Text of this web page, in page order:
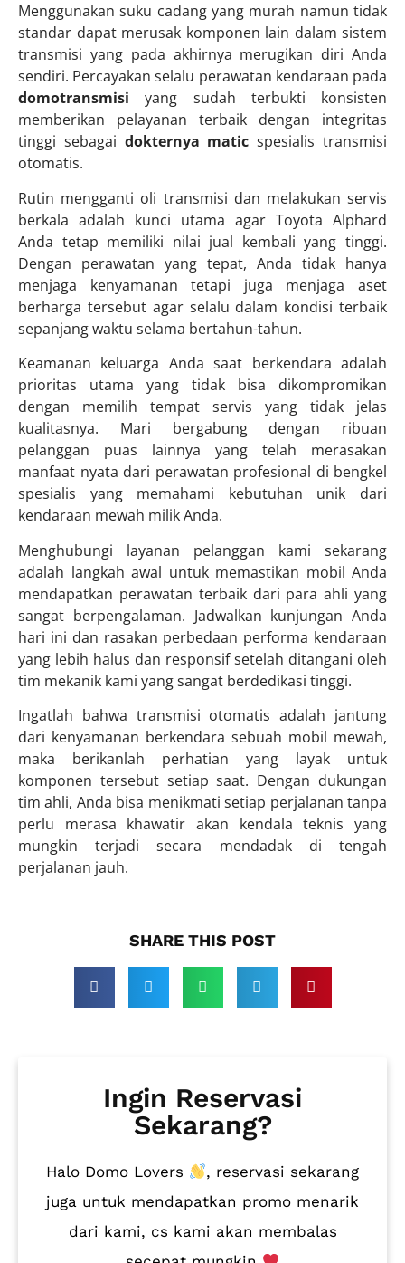
Menggunakan suku cadang yang murah namun tidak
standar dapat merusak komponen lain dalam sistem
transmisi yang pada akhirnya merugikan diri Anda
sendiri. Percayakan selalu perawatan kendaraan pada
domotransmisi yang sudah terbukti konsisten
memberikan pelayanan terbaik dengan integritas
tinggi sebagai dokternya matic spesialis transmisi
otomatis.
Rutin mengganti oli transmisi dan melakukan servis
berkala adalah kunci utama agar Toyota Alphard
Anda tetap memiliki nilai jual kembali yang tinggi.
Dengan perawatan yang tepat, Anda tidak hanya
menjaga kenyamanan tetapi juga menjaga aset
berharga tersebut agar selalu dalam kondisi terbaik
sepanjang waktu selama bertahun-tahun.
Keamanan keluarga Anda saat berkendara adalah
prioritas utama yang tidak bisa dikompromikan
dengan memilih tempat servis yang tidak jelas
kualitasnya. Mari bergabung dengan ribuan
pelanggan puas lainnya yang telah merasakan
manfaat nyata dari perawatan profesional di bengkel
spesialis yang memahami kebutuhan unik dari
kendaraan mewah milik Anda.
Menghubungi layanan pelanggan kami sekarang
adalah langkah awal untuk memastikan mobil Anda
mendapatkan perawatan terbaik dari para ahli yang
sangat berpengalaman. Jadwalkan kunjungan Anda
hari ini dan rasakan perbedaan performa kendaraan
yang lebih halus dan responsif setelah ditangani oleh
tim mekanik kami yang sangat berdedikasi tinggi.
Ingatlah bahwa transmisi otomatis adalah jantung
dari kenyamanan berkendara sebuah mobil mewah,
maka berikanlah perhatian yang layak untuk
komponen tersebut setiap saat. Dengan dukungan
tim ahli, Anda bisa menikmati setiap perjalanan tanpa
perlu merasa khawatir akan kendala teknis yang
mungkin terjadi secara mendadak di tengah
perjalanan jauh.
SHARE THIS POST​
Ingin Reservasi
Sekarang?
Halo Domo Lovers
, reservasi sekarang
juga untuk mendapatkan promo menarik
dari kami, cs kami akan membalas